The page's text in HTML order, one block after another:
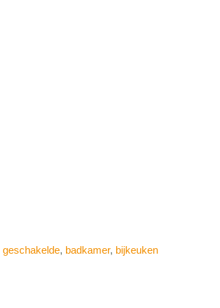
geschakelde, badkamer, bijkeuken